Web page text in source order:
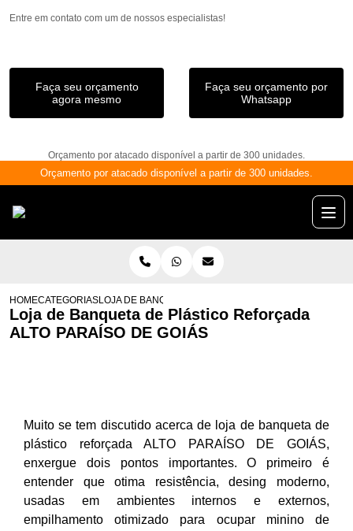
Entre em contato com um de nossos especialistas!
Faça seu orçamento
agora mesmo
Faça seu orçamento por
Whatsapp
Orçamento por atacado disponível a partir de 300 unidades.
Orçamento por atacado disponível a partir de 300 unidades.
HOMECATEGORIASLOJA DE BANQUETA DE PLÁSTICO REFORÇADA ALTO
Loja de Banqueta de Plástico Reforçada
ALTO PARAÍSO DE GOIÁS
Muito se tem discutido acerca de loja de banqueta de
plástico reforçada ALTO PARAÍSO DE GOIÁS,
enxergue dois pontos importantes. O primeiro é
entender que otima resistência, desing moderno,
usadas em ambientes internos e externos,
empilhamento otimizado para ocupar minino de